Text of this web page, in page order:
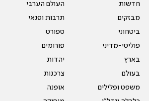
חדשות
מבזקים
ביטחוני
פוליטי-מדיני
בארץ
בעולם
משפט ופלילים
העולם הערבי
תרבות ופנאי
ספורט
פורומים
יהדות
צרכנות
אופנה